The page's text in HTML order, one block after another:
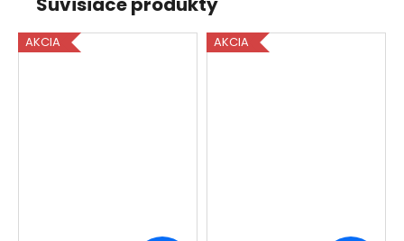
AKCIA AKCIA